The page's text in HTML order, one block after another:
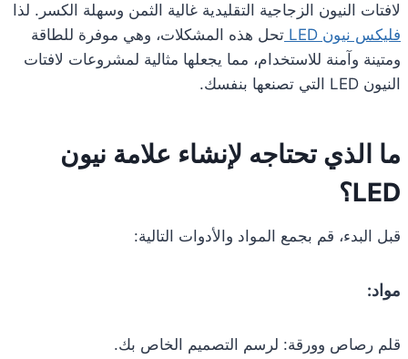
لافتات النيون الزجاجية التقليدية غالية الثمن وسهلة الكسر. لذا
فليكس نيون LED
تحل هذه المشكلات، وهي موفرة للطاقة
ومتينة وآمنة للاستخدام، مما يجعلها مثالية لمشروعات لافتات
النيون LED التي تصنعها بنفسك.
ما الذي تحتاجه لإنشاء علامة نيون
LED؟
قبل البدء، قم بجمع المواد والأدوات التالية:
مواد:
قلم رصاص وورقة: لرسم التصميم الخاص بك.